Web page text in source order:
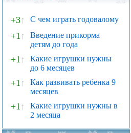
+3↑ С чем играть годовалому
+1↑
Введение прикорма
детям до года
+1↑
Какие игрушки нужны
до 6 месяцев
+1↑
Как развивать ребенка 9
месяцев
+1↑
Какие игрушки нужны в
2 месяца